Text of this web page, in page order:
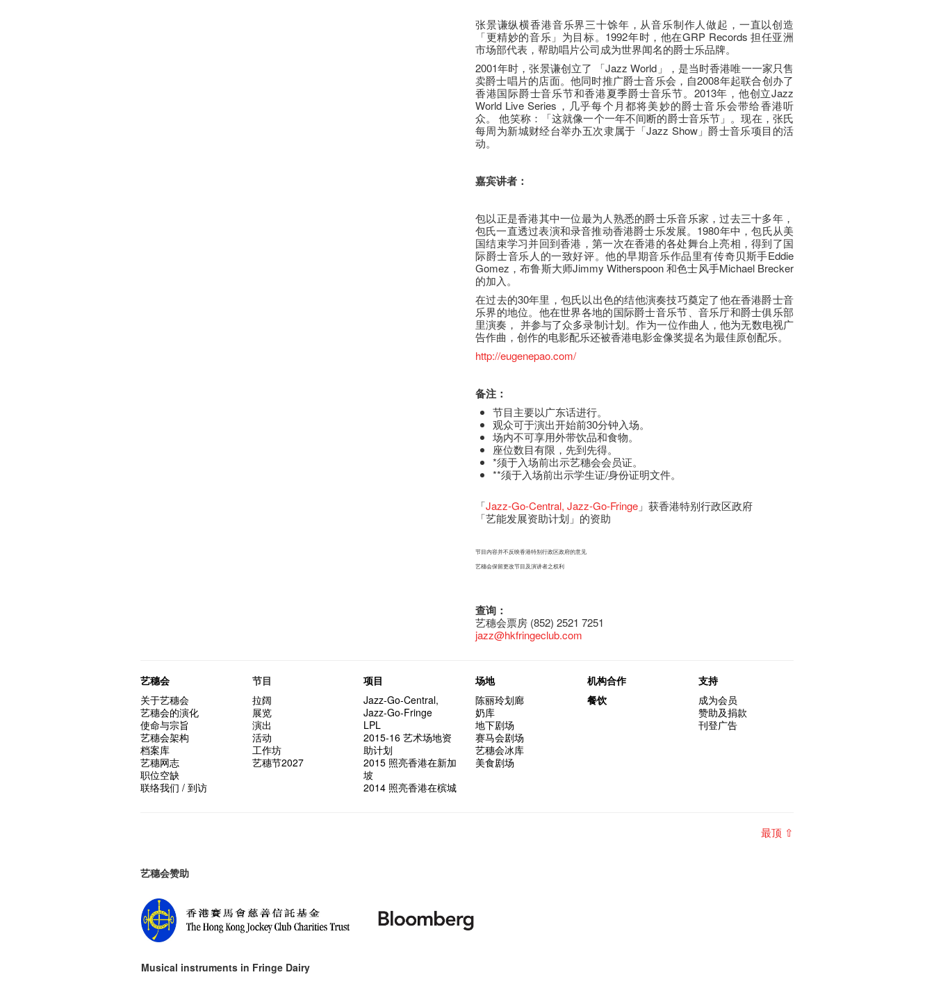
张景谦纵横香港音乐界三十馀年，从音乐制作人做起，一直以创造
「更精妙的音乐」为目标。1992年时，他在GRP Records 担任亚洲
市场部代表，帮助唱片公司成为世界闻名的爵士乐品牌。
2001年时，张景谦创立了 「Jazz World」，是当时香港唯一一家只售
卖爵士唱片的店面。他同时推广爵士音乐会，自2008年起联合创办了
香港国际爵士音乐节和香港夏季爵士音乐节。2013年，他创立Jazz
World Live Series，几乎每个月都将美妙的爵士音乐会带给香港听
众。 他笑称：「这就像一个一年不间断的爵士音乐节」。现在，张氏
每周为新城财经台举办五次隶属于「Jazz Show」爵士音乐项目的活
动。
嘉宾讲者：
包以正是香港其中一位最为人熟悉的爵士乐音乐家，过去三十多年，
包氏一直透过表演和录音推动香港爵士乐发展。1980年中，包氏从美
国结束学习并回到香港，第一次在香港的各处舞台上亮相，得到了国
际爵士音乐人的一致好评。他的早期音乐作品里有传奇贝斯手Eddie
Gomez，布鲁斯大师Jimmy Witherspoon 和色士风手Michael Brecker
的加入。
在过去的30年里，包氏以出色的结他演奏技巧奠定了他在香港爵士音
乐界的地位。他在世界各地的国际爵士音乐节、音乐厅和爵士俱乐部
里演奏， 并参与了众多录制计划。作为一位作曲人，他为无数电视广
告作曲，创作的电影配乐还被香港电影金像奖提名为最佳原创配乐。
http://eugenepao.com/
备注：
节目主要以广东话进行。
观众可于演出开始前30分钟入场。
场内不可享用外带饮品和食物。
座​位​数目​有​限​，先到先得。
*须于入场前出示艺穗会会员证。
**须于入场前出示学生证/身份证明文件。
「Jazz-Go-Central,Jazz-Go-Fringe 」获香港特别行政区政府
「艺能发展资助计划」的资助
节目内容并不反映香港特别行政区政府的意见
艺穗会保留更改节目及演讲者之权利
查询：
艺穗会票房 (852) 2521 7251
jazz@hkfringeclub.com
艺穗会
关于艺穗会
艺穗会的演化
使命与宗旨
艺穗会架构
档案库
艺穗网志
职位空缺
联络我们 / 到访
节目
拉阔
展览
演出
活动
工作坊
艺穗节2027
项目
Jazz-Go-Central,
Jazz-Go-Fringe
LPL
2015-16 艺术场地资
助计划
2015 照亮香港在新加
坡
2014 照亮香港在槟城
场地
陈丽玲划廊
奶库
地下剧场
赛马会剧场
艺穗会冰库
美食剧场
机构合作
餐饮
支持
成为会员
赞助及捐款
刊登广告
最顶 ⇧
艺穗会赞助
Musical instruments in Fringe Dairy